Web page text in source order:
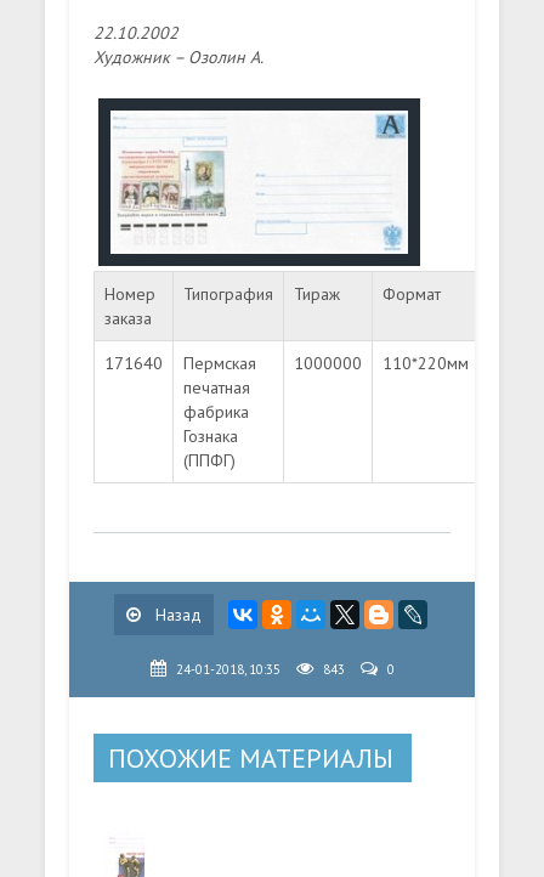
22.10.2002
Художник – Озолин А.
Номер
заказа
Типография Тираж Формат
171640
Пермская
печатная
фабрика
Гознака
(ППФГ)
1000000 110*220мм
Назад
24-01-2018, 10:35 843 0
ПОХОЖИЕ МАТЕРИАЛЫ